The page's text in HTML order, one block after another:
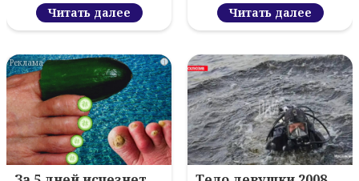
Читать далее Читать далее
i